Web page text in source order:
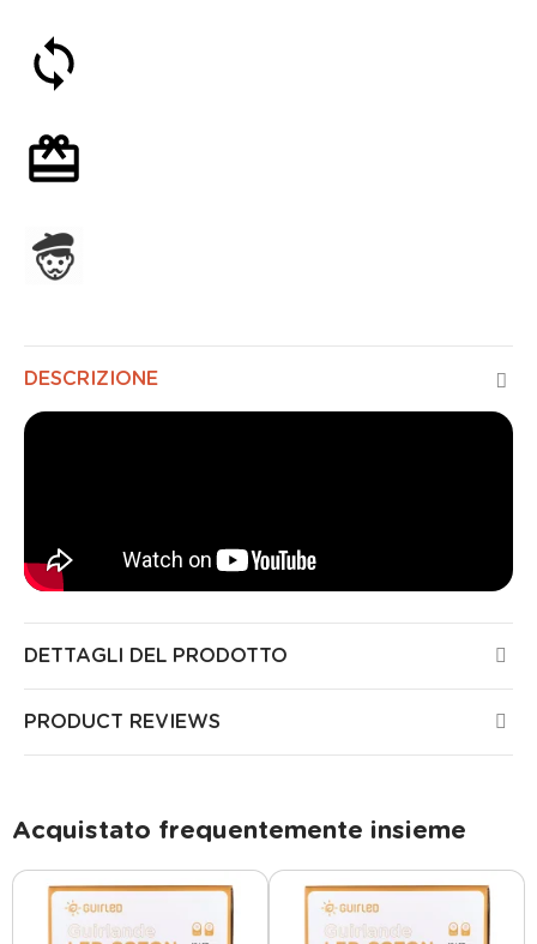
DESCRIZIONE
DETTAGLI DEL PRODOTTO
PRODUCT REVIEWS
Acquistato frequentemente insieme